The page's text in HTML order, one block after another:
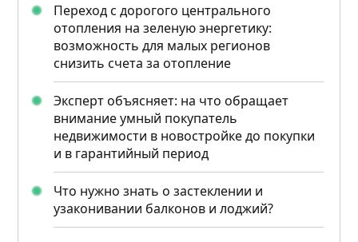
Переход с дорогого центрального
отопления на зеленую энергетику:
возможность для малых регионов
снизить счета за отопление
Эксперт объясняет: на что обращает
внимание умный покупатель
недвижимости в новостройке до покупки
и в гарантийный период
Что нужно знать о застеклении и
узаконивании балконов и лоджий?